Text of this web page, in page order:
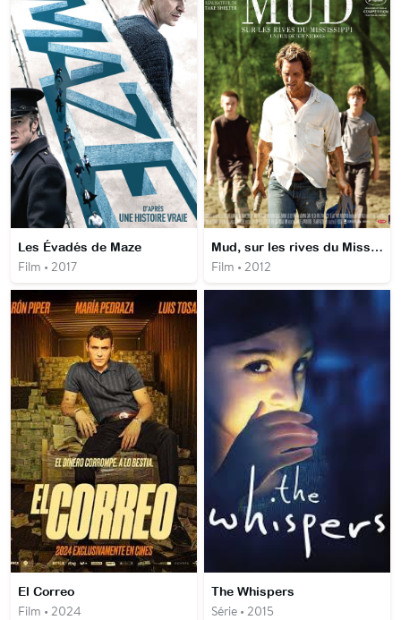
Les Évadés de Maze
Film • 2017
Mud, sur les rives du Mississippi
Film • 2012
El Correo
Film • 2024
The Whispers
Série • 2015